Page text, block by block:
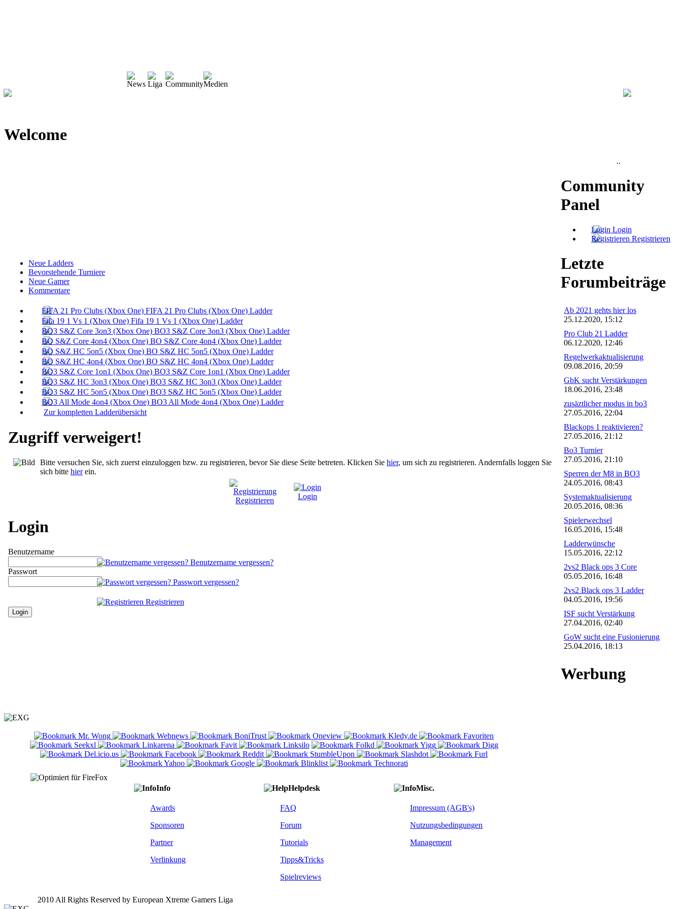
Welcome
Neue Ladders
Bevorstehende Turniere
Neue Gamer
Kommentare
FIFA 21 Pro Clubs (Xbox One) Ladder
Fifa 19 1 Vs 1 (Xbox One) Ladder
BO3 S&Z Core 3on3 (Xbox One) Ladder
BO S&Z Core 4on4 (Xbox One) Ladder
BO S&Z HC 5on5 (Xbox One) Ladder
BO S&Z HC 4on4 (Xbox One) Ladder
BO3 S&Z Core 1on1 (Xbox One) Ladder
BO3 S&Z HC 3on3 (Xbox One) Ladder
BO3 S&Z HC 5on5 (Xbox One) Ladder
BO3 All Mode 4on4 (Xbox One) Ladder
Zur kompletten Ladderübersicht
Zugriff verweigert!
Bitte versuchen Sie, sich zuerst einzuloggen bzw. zu registrieren, bevor Sie diese Seite betreten. Klicken Sie hier, um sich zu registrieren. Andernfalls loggen Sie
sich bitte hierein.
Registrieren Login
Login
Benutzername
Benutzername vergessen?
Passwort
Passwort vergessen?
Registrieren
..
Community
Panel
Login
Registrieren
Letzte
Forumbeiträge
Ab 2021 gehts hier los
25.12.2020, 15:12
Pro Club 21 Ladder
06.12.2020, 12:46
Regelwerkaktualisierung
09.08.2016, 20:59
GbK sucht Verstärkungen
18.06.2016, 23:48
zusäztlicher modus in bo3
27.05.2016, 22:04
Blackops 1 reaktivieren?
27.05.2016, 21:12
Bo3 Turnier
27.05.2016, 21:10
Sperren der M8 in BO3
24.05.2016, 08:43
Systemaktualisierung
20.05.2016, 08:36
Spielerwechsel
16.05.2016, 15:48
Ladderwünsche
15.05.2016, 22:12
2vs2 Black ops 3 Core
05.05.2016, 16:48
2vs2 Black ops 3 Ladder
04.05.2016, 19:56
ISF sucht Verstärkung
27.04.2016, 02:40
GoW sucht eine Fusionierung
25.04.2016, 18:13
Werbung
Info
Awards
Sponsoren
Partner
Verlinkung
Helpdesk
FAQ
Forum
Tutorials
Tipps&Tricks
Spielreviews
Misc.
Impressum (AGB's)
Nutzungsbedingungen
Management
2010 All Rights Reserved by European Xtreme Gamers Liga